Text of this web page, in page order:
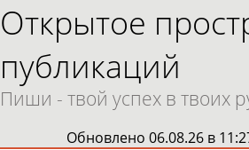
Открытое
публикаций
Пиши - твой успех в твоих
Обновлено 06.08.26 в